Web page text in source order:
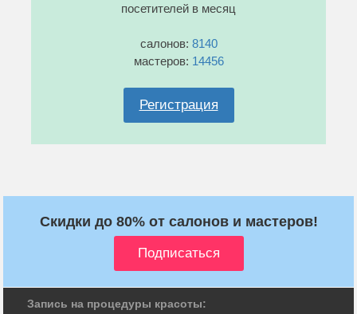
посетителей в месяц
салонов: 8140
мастеров: 14456
Регистрация
Скидки до 80% от салонов и мастеров!
Запись на процедуры красоты: